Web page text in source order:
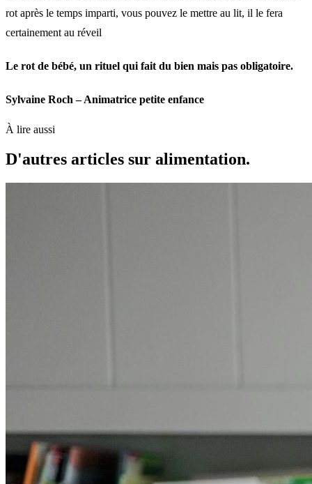
rot après le temps imparti, vous pouvez le mettre au lit, il le fera
certainement au réveil
Le rot de bébé, un rituel qui fait du bien mais pas obligatoire.
Sylvaine Roch – Animatrice petite enfance
À lire aussi
D'autres articles sur alimentation.